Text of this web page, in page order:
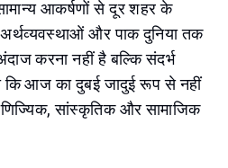
आकर्षणों से दूर शहर के
अर्थव्यवस्थाओं और पाक दुनिया तक
करना नहीं है बल्कि संदर्भ
कि आज का दुबई जादुई रूप से नहीं
सांस्कृतिक और सामाजिक